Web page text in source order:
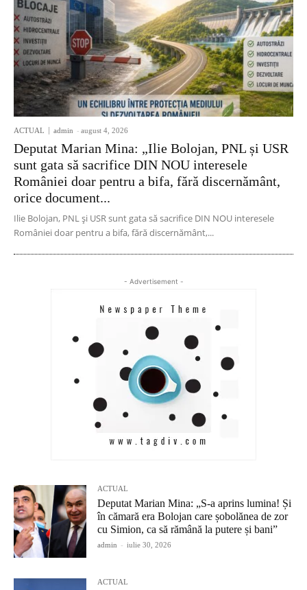
ACTUAL admin - august 4, 2026
Deputat Marian Mina: „Ilie Bolojan, PNL și USR
sunt gata să sacrifice DIN NOU interesele
României doar pentru a bifa, fără discernământ,
orice document...
Ilie Bolojan, PNL și USR sunt gata să sacrifice DIN NOU interesele
României doar pentru a bifa, fără discernământ,...
- Advertisement -
ACTUAL
Deputat Marian Mina: „S-a aprins lumina! Și
în cămară era Bolojan care șobolănea de zor
cu Simion, ca să rămână la putere și bani”
admin - iulie 30, 2026
ACTUAL